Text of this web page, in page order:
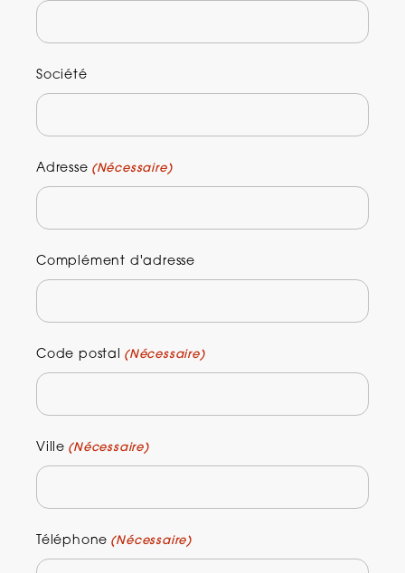
Société
Adresse (Nécessaire)
Complément d'adresse
Code postal (Nécessaire)
Ville (Nécessaire)
Téléphone (Nécessaire)